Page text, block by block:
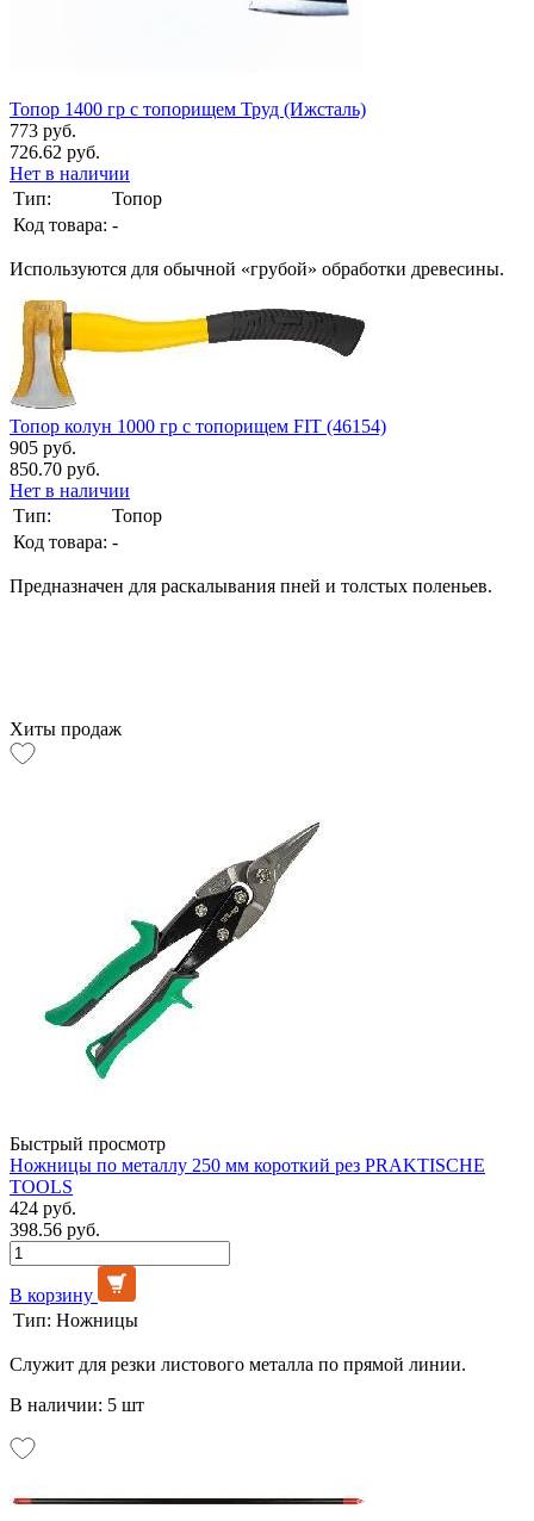
Топор 1400 гр с топорищем Труд (Ижсталь)
773 руб.
726.62 руб.
Нет в наличии
Тип:
Топор
Код товара: -
Используются для обычной «грубой» обработки древесины.
Топор колун 1000 гр с топорищем FIT (46154)
905 руб.
850.70 руб.
Нет в наличии
Тип:
Топор
Код товара: -
Предназначен для раскалывания пней и толстых поленьев.
Хиты продаж
Быстрый просмотр
Ножницы по металлу 250 мм короткий рез PRAKTISCHE
TOOLS
424 руб.
398.56 руб.
В корзину
Тип: Ножницы
Служит для резки листового металла по прямой линии.
В наличии: 5 шт